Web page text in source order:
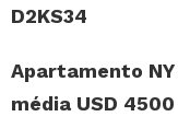
D2KS34
Apartamento
média USD